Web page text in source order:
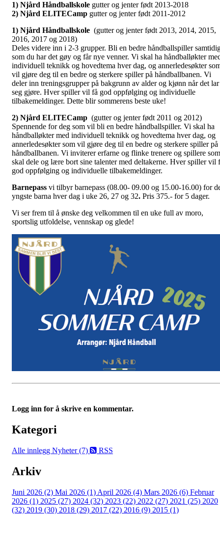
1) Njård Håndballskole gutter og jenter født 2013-2018
2) Njård ELITECamp gutter og jenter født 2011-2012
1) Njård Håndballskole (gutter og jenter født 2013, 2014, 2015,
2016, 2017 og 2018)
Deles videre inn i 2-3 grupper. Bli en bedre håndballspiller
som du har det gøy og får nye venner. Vi skal ha håndballøkter
individuell teknikk og hovedtema hver dag, og annerledesøkter
vil gjøre deg til en bedre og sterkere spiller på håndballbanen. Vi
deler inn treningsgrupper på bakgrunn av alder og kjønn når det lar
seg gjøre. Hver spiller vil få god oppfølging og individuelle
tilbakemeldinger. Dette blir sommerens beste uke!
2) Njård ELITECamp (gutter og jenter født 2011 og 2012)
Spennende for deg som vil bli en bedre håndballspiller. Vi skal ha
håndballøkter med individuell teknikk og hovedtema hver dag, og
annerledesøkter som vil gjøre deg til en bedre og sterkere spiller på
håndballbanen. Vi inviterer erfarne og flinke trenere og spillere som
skal dele og lære bort sine talenter med deltakerne. Hver spiller vil
god oppfølging og individuelle tilbakemeldinger.
Barnepass vi tilbyr barnepass (08.00- 09.00 og 15.00-16.00) for
yngste barna hver dag i uke 26, 27 og 32. Pris 375.- for 5 dager.
Vi ser frem til å ønske deg velkommen til en uke full av moro,
sportslig utfoldelse, vennskap og glede!
Logg inn for å skrive en kommentar.
Kategori
Alle innlegg Nyheter (7) RSS
Arkiv
Juni 2026 (2) Mai 2026 (1) April 2026 (4) Mars 2026 (6) Februar
2026 (1) 2025 (27) 2024 (32) 2023 (22) 2022 (27) 2021 (25) 2020
(32) 2019 (30) 2018 (29) 2017 (22) 2016 (9) 2015 (1)